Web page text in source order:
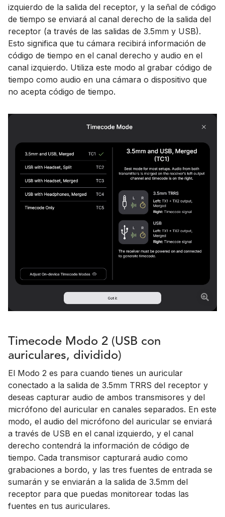
izquierdo de la salida del receptor, y la señal de código
de tiempo se enviará al canal derecho de la salida del
receptor (a través de las salidas de 3.5mm y USB).
Esto significa que tu cámara recibirá información de
código de tiempo en el canal derecho y audio en el
canal izquierdo. Utiliza este modo al grabar código de
tiempo como audio en una cámara o dispositivo que
no acepta código de tiempo.
Timecode Modo 2 (USB con
auriculares, dividido)
El Modo 2 es para cuando tienes un auricular
conectado a la salida de 3.5mm TRRS del receptor y
deseas capturar audio de ambos transmisores y del
micrófono del auricular en canales separados. En este
modo, el audio del micrófono del auricular se enviará
a través de USB en el canal izquierdo, y el canal
derecho contendrá la información de código de
tiempo. Cada transmisor capturará audio como
grabaciones a bordo, y las tres fuentes de entrada se
sumarán y se enviarán a la salida de 3.5mm del
receptor para que puedas monitorear todas las
fuentes en tus auriculares.